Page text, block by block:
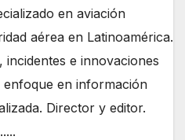
en aviación
aérea en Latinoamérica.
incidentes e innovaciones
en información
Director y editor.